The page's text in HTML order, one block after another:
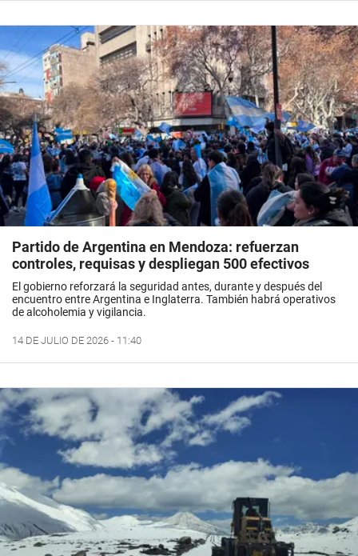
Partido de Argentina en Mendoza: refuerzan
controles, requisas y despliegan 500 efectivos
El gobierno reforzará la seguridad antes, durante y después del
encuentro entre Argentina e Inglaterra. También habrá operativos
de alcoholemia y vigilancia.
14 DE JULIO DE 2026 - 11:40